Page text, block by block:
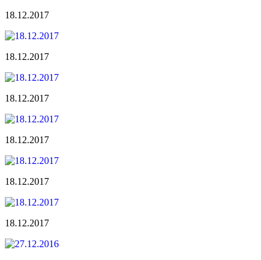
18.12.2017
18.12.2017
18.12.2017
18.12.2017
18.12.2017
18.12.2017